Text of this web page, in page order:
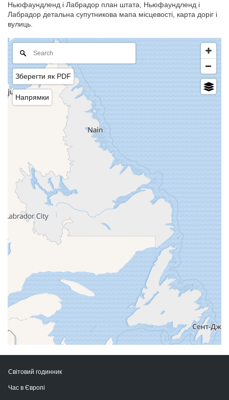
Ньюфаундленд і Лабрадор план штата, Ньюфаундленд і
Лабрадор детальна супутникова мапа місцевості, карта доріг і
вулиць.
Зберегти як PDF
Напрямки
Світовий годинник
Час в Європі